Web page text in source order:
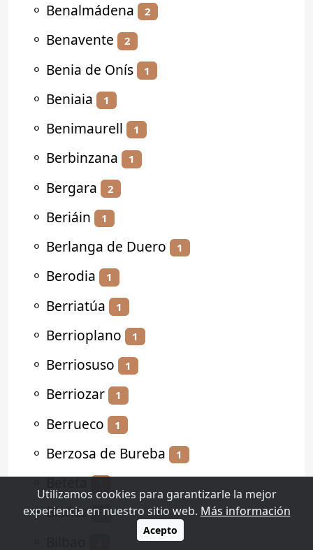
⚬ Benalmádena 2
⚬ Benavente 2
⚬ Benia de Onís 1
⚬ Beniaia 1
⚬ Benimaurell 1
⚬ Berbinzana 1
⚬ Bergara 2
⚬ Beriáin 1
⚬ Berlanga de Duero 1
⚬ Berodia 1
⚬ Berriatúa 1
⚬ Berrioplano 1
⚬ Berriosuso 1
⚬ Berriozar 1
⚬ Berrueco 1
⚬ Berzosa de Bureba 1
⚬Beteta
⚬Biañez 1
Utilizamos cookies para garantizarle la mejor
experiencia en nuestro sitio web. Más información
Acepto